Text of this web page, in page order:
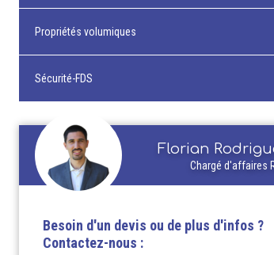
Propriétés volumiques
Sécurité-FDS
Florian
Chargé d'affaires
Besoin d'un devis ou de plus d'infos ?
Contactez-nous :